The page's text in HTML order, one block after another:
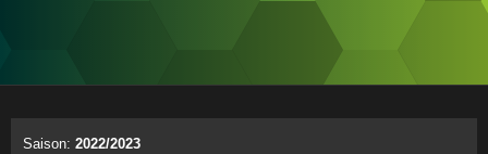
Saison: 2022/2023